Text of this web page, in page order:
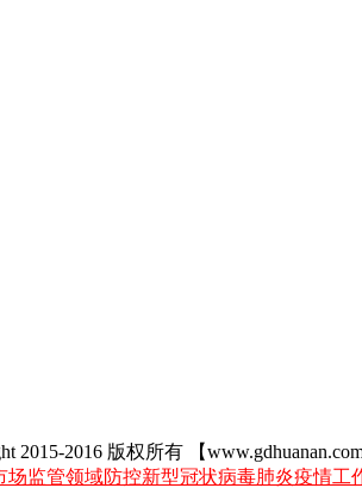
2015-2016 版权所有 【www.gdhuanan.com
场监管领域防控新型冠状病毒肺炎疫情